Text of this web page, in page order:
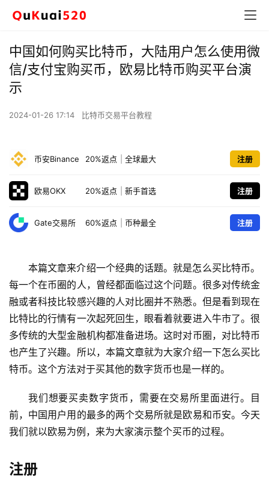
中国如何购买比特币，大陆用户怎么使用微
信/支付宝购买币，欧易比特币购买平台演
示
2024-01-26 17:14 比特币交易平台教程
币安Binance 20%返点 全球最大 注册
欧易OKX 20%返点 新手首选 注册
Gate交易所 60%返点 币种最全 注册
本篇文章来介绍一个经典的话题。就是怎么买比特币。
每一个在币圈的人，曾经都面临过这个问题。很多对传统金
融或者科技比较感兴趣的人对比圈并不熟悉。但是看到现在
比特比的行情有一次起死回生，眼看着就要进入牛市了。很
多传统的大型金融机构都准备进场。这时对币圈，对比特币
也产生了兴趣。所以，本篇文章就为大家介绍一下怎么买比
特币。这个方法对于买其他的数字货币也是一样的。
我们想要买卖数字货币，需要在交易所里面进行。目
前，中国用户用的最多的两个交易所就是欧易和币安。今天
我们就以欧易为例，来为大家演示整个买币的过程。
注册